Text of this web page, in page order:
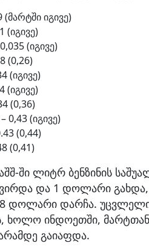
(მარტში იგივე)
(იგივე)
(იგივე)
(0,26)
(იგივე)
(იგივე)
(0,36)
0,43 (იგივე)
(0,44)
(0,41)
ში ლიტრ ბენზინის
და 1 დოლარი გახდა,
დოლარი დარჩა.
ინდოეთში,
გაიაფდა.